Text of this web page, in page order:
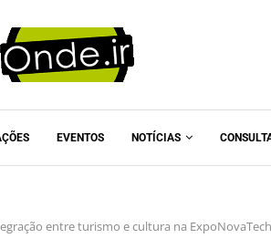
EVENTOS NOTÍCIAS
entre turismo e cultura na ExpoNovaTech